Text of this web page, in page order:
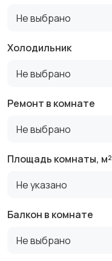
Не выбрано
Холодильник
Не выбрано
Ремонт в комнате
Не выбрано
Площадь комнаты, м²
Не указано
Балкон в комнате
Не выбрано